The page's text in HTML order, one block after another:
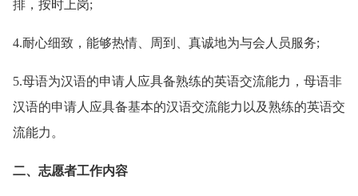
排，按时上岗;
4.耐心细致，能够热情、周到、真诚地为与会人员服务;
5.母语为汉语的申请人应具备熟练的英语交流能力，母语非
汉语的申请人应具备基本的汉语交流能力以及熟练的英语交
流能力。
二、志愿者工作内容